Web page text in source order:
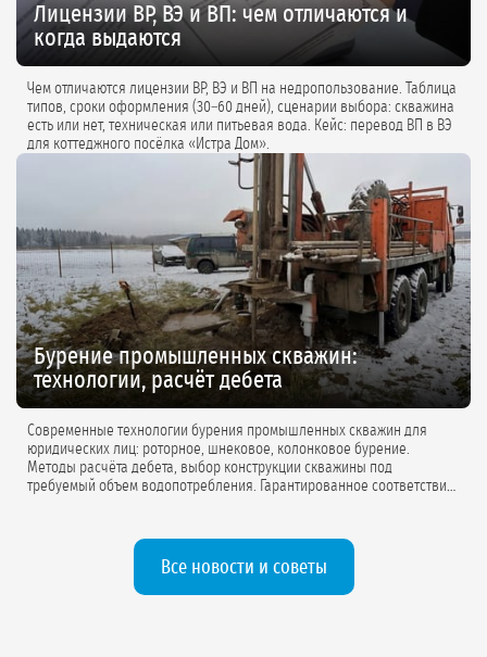
Лицензии ВР, ВЭ и ВП: чем отличаются и
когда выдаются
Чем отличаются лицензии ВР, ВЭ и ВП на недропользование. Таблица
типов, сроки оформления (30–60 дней), сценарии выбора: скважина
есть или нет, техническая или питьевая вода. Кейс: перевод ВП в ВЭ
для коттеджного посёлка «Истра Дом».
Бурение промышленных скважин:
технологии, расчёт дебета
Современные технологии бурения промышленных скважин для
юридических лиц: роторное, шнековое, колонковое бурение.
Методы расчёта дебета, выбор конструкции скважины под
требуемый объем водопотребления. Гарантированное соответствие
Все новости и советы